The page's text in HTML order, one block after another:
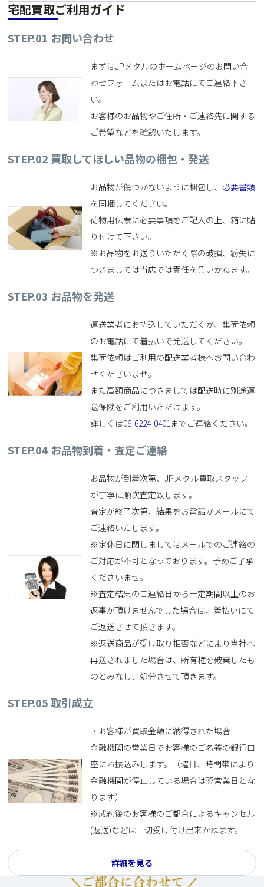
宅配買取ご利用ガイド
STEP.01 お問い合わせ
まずはJPメタルのホームページのお問い合
わせフォームまたはお電話にてご連絡下さ
い。
お客様のお品物やご住所・ご連絡先に関する
ご希望などを確認いたします。
STEP.02 買取してほしい品物の梱包・発送
お品物が傷つかないように梱包し、必要書類
を同梱してください。
荷物用伝票に必要事項をご記入の上、箱に貼
り付けて下さい。
※お品物をお送りいただく際の破損、紛失に
つきましては当店では責任を負いかねます。
STEP.03 お品物を発送
運送業者にお持込していただくか、集荷依頼
のお電話にて着払いで発送してください。
集荷依頼はご利用の配送業者様へお問い合わ
せくださいませ。
また高額商品につきましては配送時に別途運
送保険をご利用いただけます。
詳しくは06-6224-0401までご連絡ください。
STEP.04 お品物到着・査定ご連絡
お品物が到着次第、JPメタル買取スタッフ
が丁寧に順次査定致します。
査定が終了次第、結果をお電話かメールにて
ご連絡いたします。
※定休日に関しましてはメールでのご連絡の
ご対応が不可となっております。予めご了承
くださいませ。
※査定結果のご連絡日から一定期間以上のお
返事が頂けませんでした場合は、着払いにて
ご返送させて頂きます。
※返送商品が受け取り拒否などにより当社へ
再送されました場合は、所有権を破棄したも
のとみなし、処分させて頂きます。
STEP.05取引成立
・お客様が買取金額に納得された場合
金融機関の営業日でお客様のご名義の銀行口
座にお振込みします。（曜日、時間帯により
金融機関が停止している場合は翌営業日とな
ります）
※成約後のお客様のご都合によるキャンセル
(返送)などは一切受け付け出来かねます。
詳細を見る